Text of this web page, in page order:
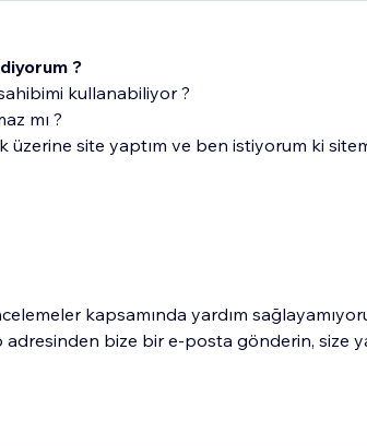
?
kullanabiliyor ?
mı ?
üzerine site yaptım ve ben istiyorum ki
kapsamında yardım
bize bir e-posta gönderin, size